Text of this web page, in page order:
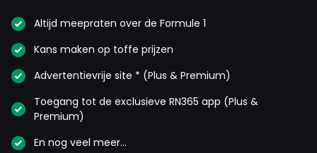
Altijd meepraten over de Formule 1
Kans maken op toffe prijzen
Advertentievrije site * (Plus & Premium)
Toegang tot de exclusieve RN365 app (Plus &
Premium)
En nog veel meer…